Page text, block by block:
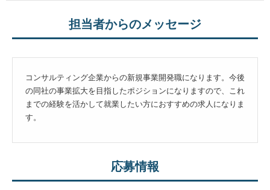
担当者からのメッセージ
コンサルティング企業からの新規事業開発職になります。今後
の同社の事業拡大を目指したポジションになりますので、これ
までの経験を活かして就業したい方におすすめの求人になりま
す。
応募情報